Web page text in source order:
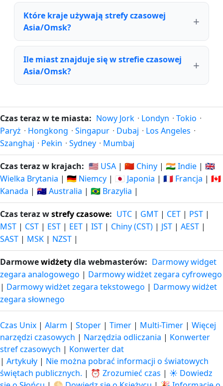
Które kraje używają strefy czasowej
Asia/Omsk?
Ile miast znajduje się w strefie czasowej
Asia/Omsk?
Czas teraz w te miasta: Nowy Jork · Londyn · Tokio ·
Paryż · Hongkong · Singapur · Dubaj · Los Angeles ·
Szanghaj · Pekin · Sydney · Mumbaj
Czas teraz w krajach: 🇺🇸 USA | 🇨🇳 Chiny | 🇮🇳 Indie | 🇬🇧
Wielka Brytania | 🇩🇪 Niemcy | 🇯🇵 Japonia | 🇫🇷 Francja | 🇨🇦
Kanada | 🇦🇺 Australia | 🇧🇷 Brazylia |
Czas teraz wstrefy czasowe: UTC | GMT | CET | PST |
MST | CST | EST | EET | IST | Chiny (CST) | JST | AEST |
SAST | MSK | NZST |
Darmowewidżetydla webmasterów: Darmowy widget
zegara analogowego | Darmowy widżet zegara cyfrowego
| Darmowy widżet zegara tekstowego | Darmowy widżet
zegara słownego
Czas Unix | Alarm | Stoper | Timer | Multi-Timer | Więcej
narzędzi czasowych | Narzędzia odliczania | Konwerter
stref czasowych | Konwerter dat
| Artykuły | Nie można pobrać informacji o światowych
świętach publicznych. | ⏰ Zrozumieć czas | ☀️ Dowiedz